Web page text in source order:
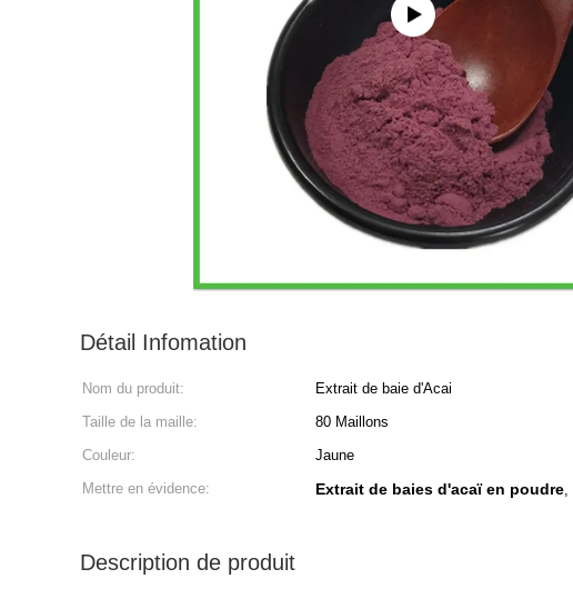
Détail Infomation
Nom du produit: Extrait de baie d'Acai
Taille de la maille:
80 Maillons
Couleur:
Jaune
Mettre en évidence:
Extrait de baies d'acaï en poudre,
Description de produit